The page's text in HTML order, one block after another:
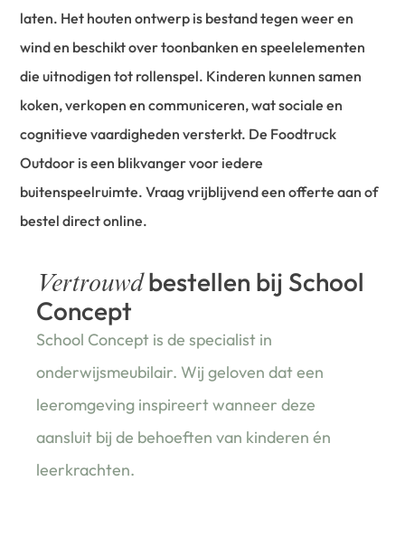
laten. Het houten ontwerp is bestand tegen weer en
wind en beschikt over toonbanken en speelelementen
die uitnodigen tot rollenspel. Kinderen kunnen samen
koken, verkopen en communiceren, wat sociale en
cognitieve vaardigheden versterkt. De Foodtruck
Outdoor is een blikvanger voor iedere
buitenspeelruimte. Vraag vrijblijvend een offerte aan of
bestel direct online.
Vertrouwdbestellen bij School
Concept
School Concept is de specialist in
onderwijsmeubilair. Wij geloven dat een
leeromgeving inspireert wanneer deze
aansluit bij de behoeften van kinderen én
leerkrachten.